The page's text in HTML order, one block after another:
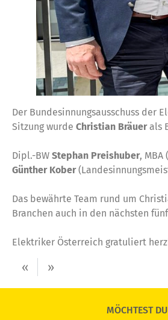
Der Bundesinnungsausschuss der
Sitzung wurde Christian Bräuerals
Dipl.-BW Stephan Preishuber,
Günther Kober
Das bewährte Team rund um
Branchen auch in den nächsten
Elektriker Österreich gratuliert
« »
MÖCHTEST